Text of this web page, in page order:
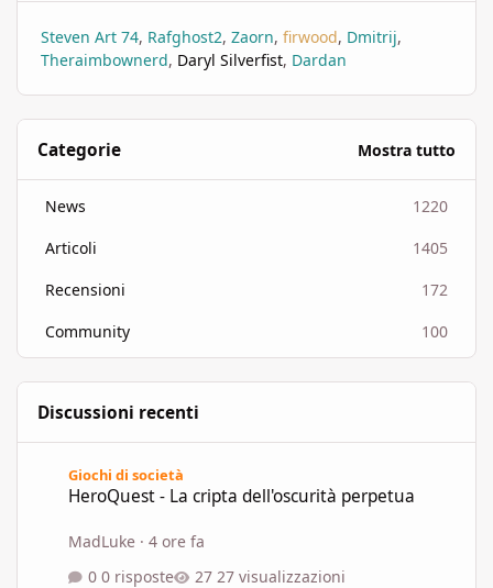
Steven Art 74 Rafghost2 Zaorn firwood Dmitrij
Theraimbownerd Daryl Silverfist Dardan
Categorie Mostra tutto
News
1220
Articoli
1405
Recensioni
172
Community
100
Discussioni recenti
Giochi di società
HeroQuest - La cripta dell'oscurità perpetua
MadLuke ·4 ore fa
0 risposte
27 visualizzazioni